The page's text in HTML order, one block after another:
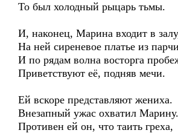
То был холодный рыцарь тьмы.
И, наконец, Марина входит в
На ней сиреневое платье из
И по рядам волна восторга
Приветствуют её, подняв мечи.
Ей вскоре представляют жениха.
Внезапный ужас охватил Марину.
Противен ей он, что таить греха,